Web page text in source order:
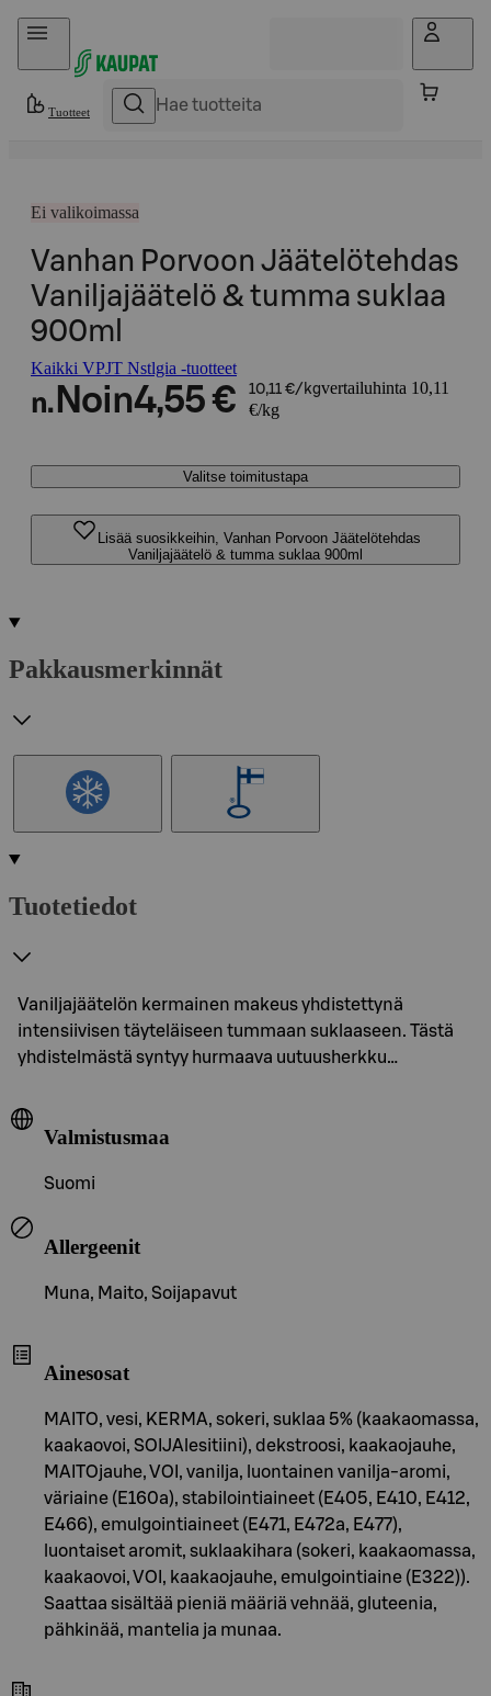
Hyppää sisältöön
Tuotteet
Ei valikoimassa
Vanhan Porvoon Jäätelötehdas
Vaniljajäätelö & tumma suklaa
900ml
Kaikki VPJT Nstlgia -tuotteet
n. Noin4,55 € 10,11 €/kgvertailuhinta 10,11
€/kg
Valitse toimitustapa
Lisää suosikkeihin, Vanhan Porvoon Jäätelötehdas
Vaniljajäätelö & tumma suklaa 900ml
Pakkausmerkinnät
Tuotetiedot
Vaniljajäätelön kermainen makeus yhdistettynä
intensiivisen täyteläiseen tummaan suklaaseen. Tästä
yhdistelmästä syntyy hurmaava uutuusherkku…
Valmistusmaa
Suomi
Allergeenit
Muna, Maito, Soijapavut
Ainesosat
MAITO, vesi, KERMA, sokeri, suklaa 5% (kaakaomassa,
kaakaovoi, SOIJAlesitiini), dekstroosi, kaakaojauhe,
MAITOjauhe, VOI, vanilja, luontainen vanilja-aromi,
väriaine (E160a), stabilointiaineet (E405, E410, E412,
E466), emulgointiaineet (E471, E472a, E477),
luontaiset aromit, suklaakihara (sokeri, kaakaomassa,
kaakaovoi, VOI, kaakaojauhe, emulgointiaine (E322)).
Saattaa sisältää pieniä määriä vehnää, gluteenia,
pähkinää, mantelia ja munaa.